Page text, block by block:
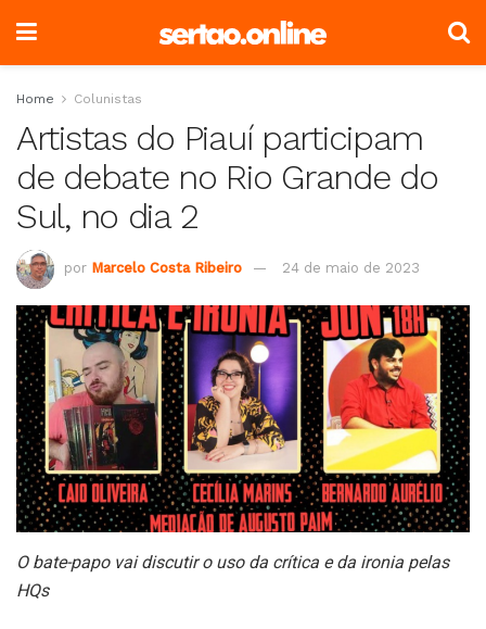
Home Colunistas
Artistas do Piauí participam
de debate no Rio Grande do
Sul, no dia 2
por Marcelo Costa Ribeiro 24 de maio de 2023
O bate-papo vai discutir o uso da crítica e da ironia pelas
HQs